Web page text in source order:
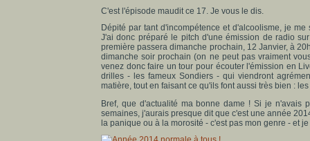
C'est l'épisode maudit ce 17. Je vous le dis.
Dépité par tant d'incompétence et d'alcoolisme, je
J'ai donc préparé le pitch d'une émission de radio
première passera dimanche prochain, 12 Janvier, à
dimanche soir prochain (on ne peut pas vraiment
venez donc faire un tour pour écouter l'émission en
drilles - les fameux Sondiers - qui viendront
matière, tout en faisant ce qu'ils font aussi très bien :
Bref, que d'actualité ma bonne dame ! Si je
semaines, j'aurais presque dit que c'est une année
la panique ou à la morosité - c'est pas mon genre - et